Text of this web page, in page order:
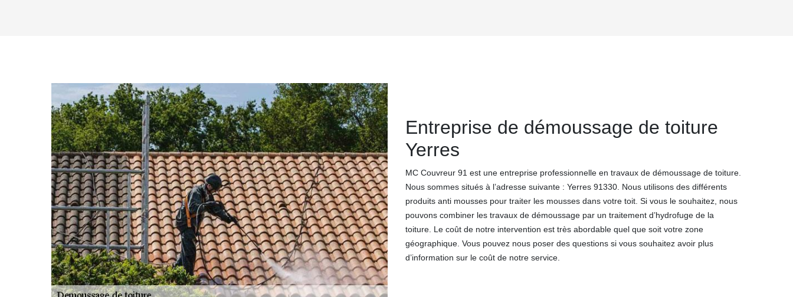
Entreprise de démoussage de toiture
Yerres
MC Couvreur 91 est une entreprise professionnelle en travaux de démoussage de toiture.
Nous sommes situés à l’adresse suivante : Yerres 91330. Nous utilisons des différents
produits anti mousses pour traiter les mousses dans votre toit. Si vous le souhaitez, nous
pouvons combiner les travaux de démoussage par un traitement d’hydrofuge de la
toiture. Le coût de notre intervention est très abordable quel que soit votre zone
géographique. Vous pouvez nous poser des questions si vous souhaitez avoir plus
d’information sur le coût de notre service.